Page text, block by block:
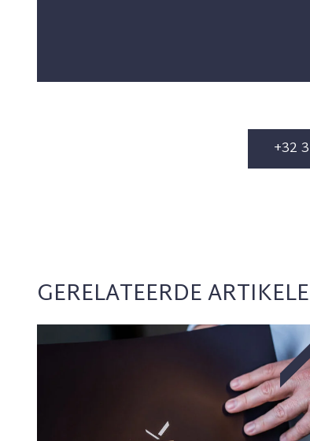
+32
GERELATEERDE